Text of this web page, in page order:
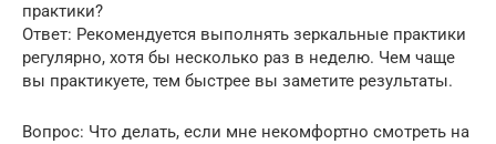
практики?
Ответ: Рекомендуется выполнять зеркальные практики
регулярно, хотя бы несколько раз в неделю. Чем чаще
вы практикуете, тем быстрее вы заметите результаты.
Вопрос: Что делать, если мне некомфортно смотреть на